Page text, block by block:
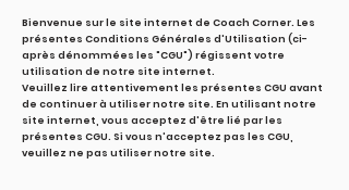
Bienvenue sur le site internet de Coach Corner. Les
présentes Conditions Générales d'Utilisation (ci-
après dénommées les "CGU") régissent votre
utilisation de notre site internet.
Veuillez lire attentivement les présentes CGU avant
de continuer à utiliser notre site. En utilisant notre
site internet, vous acceptez d'être lié par les
présentes CGU. Si vous n'acceptez pas les CGU,
veuillez ne pas utiliser notre site.